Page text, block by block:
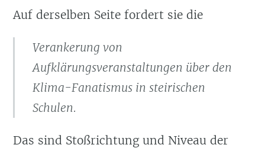
Auf derselben Seite fordert sie die
Verankerung von
Aufklärungsveranstaltungen über den
Klima-Fanatismus in steirischen
Schulen.
Das sind Stoßrichtung und Niveau der